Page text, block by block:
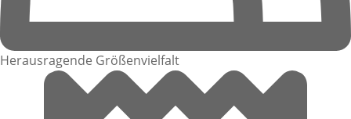
Herausragende Größenvielfalt